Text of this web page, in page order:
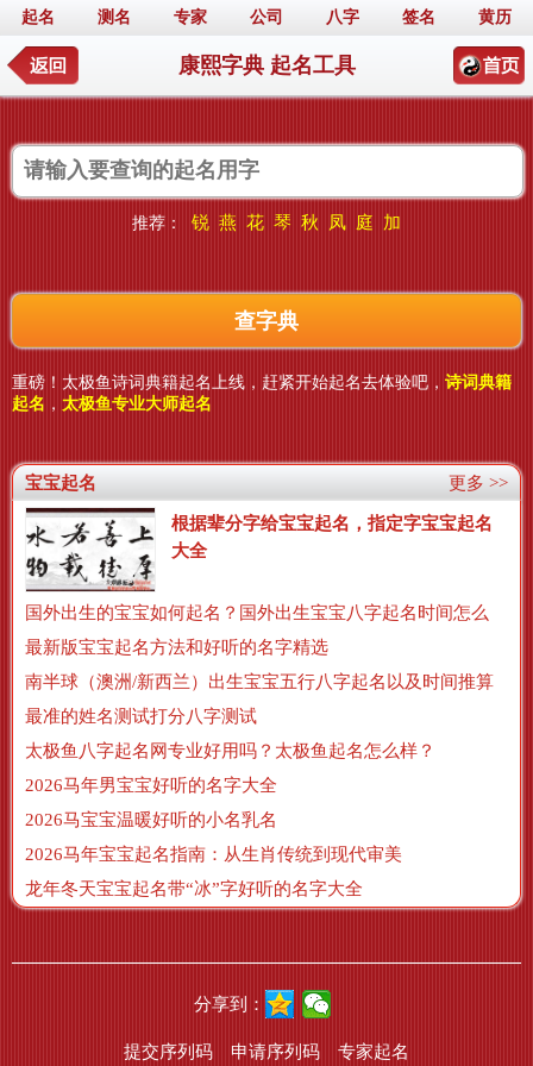
起名 测名 专家 公司 八字 签名 黄历
康熙字典 起名工具
推荐： 锐 燕 花 琴 秋 凤 庭 加
重磅！太极鱼诗词典籍起名上线，赶紧开始起名去体验吧， 诗词典籍
起名 ， 太极鱼专业大师起名
更多 >>
宝宝起名
根据辈分字给宝宝起名，指定字宝宝起名
大全
最新版宝宝起名方法和好听的名字精选
南半球（澳洲/新西兰）出生宝宝五行八字起名以及时间推算
最准的姓名测试打分八字测试
太极鱼八字起名网专业好用吗？太极鱼起名怎么样？
2026马年男宝宝好听的名字大全
2026马宝宝温暖好听的小名乳名
2026马年宝宝起名指南：从生肖传统到现代审美
龙年冬天宝宝起名带“冰”字好听的名字大全
分享到：
提交序列码 申请序列码 专家起名